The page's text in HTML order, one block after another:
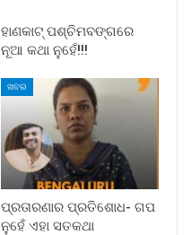
ହାଣକାଟ୍‌ ପଶ୍ଚିମବଙ୍ଗରେ
ନୂଆ କଥା ନୁହେଁ!!!
ଖବର
ପ୍ରତାରଣାର ପ୍ରତିଶୋଧ- ଗପ
ନୁହେଁ ଏହା ସତକଥା